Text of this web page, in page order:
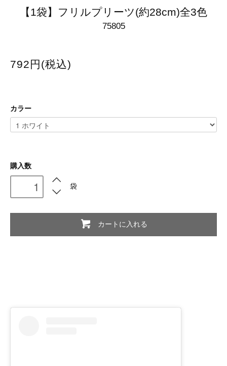
【1袋】フリルプリーツ(約28cm)全3色
75805
792円(税込)
カラー
購入数
袋
カートに入れる